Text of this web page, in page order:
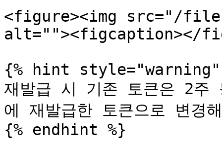
<figure><img src="/files/
alt=""><figcaption></
{% hint style="warning"
재발급 시 기존 토큰은 2주
에 재발급한 토큰으로 변경
{% endhint %}